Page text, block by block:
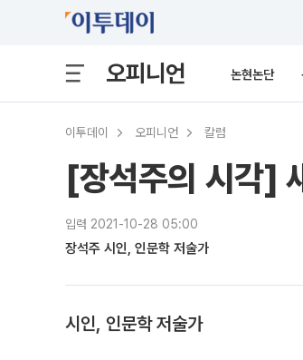
오피니언 논현논단
이투데이 오피니언 칼럼
[장석주의 시각]
입력 2021-10-28 05:00
장석주 시인, 인문학 저술가
시인, 인문학 저술가